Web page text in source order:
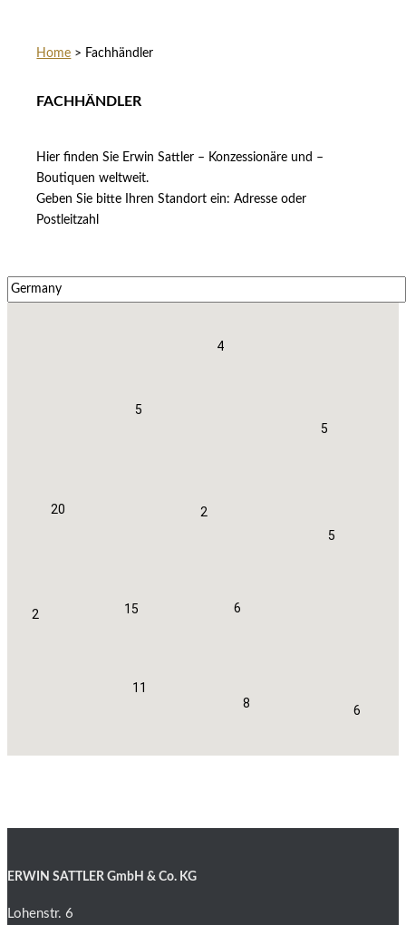
Home > Fachhändler
FACHHÄNDLER
Hier finden Sie Erwin Sattler – Konzessionäre und –
Boutiquen weltweit.
Geben Sie bitte Ihren Standort ein: Adresse oder
Postleitzahl
5
5
4
6
5
15
20
2
11
8
6
2
ERWIN SATTLER GmbH & Co. KG
Lohenstr. 6